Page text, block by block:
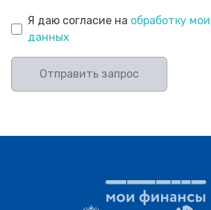
Я даю согласие на обработку
данных
Отправить запрос